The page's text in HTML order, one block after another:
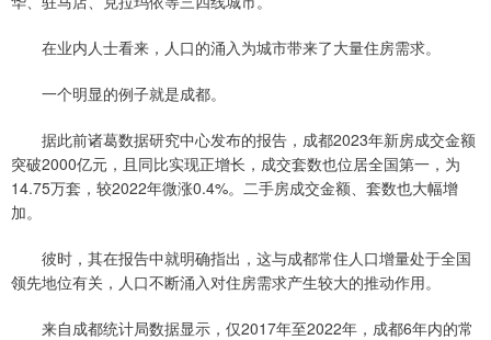
在业内人士看来，人口的涌入为城市带来了大量住房需求。
一个明显的例子就是成都。
据此前诸葛数据研究中心发布的报告，成都2023年新房成交金额
突破2000亿元，且同比实现正增长，成交套数也位居全国第一，为
14.75万套，较2022年微涨0.4%。二手房成交金额、套数也大幅增
加。
彼时，其在报告中就明确指出，这与成都常住人口增量处于全国
领先地位有关，人口不断涌入对住房需求产生较大的推动作用。
来自成都统计局数据显示，仅2017年至2022年，成都6年内的常